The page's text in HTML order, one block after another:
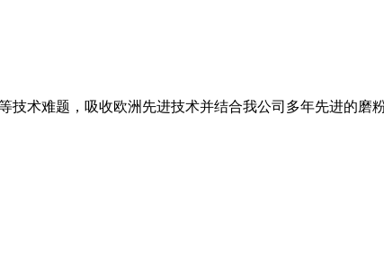
术难题，吸收欧洲先进技术并结合我公司多年先进的磨